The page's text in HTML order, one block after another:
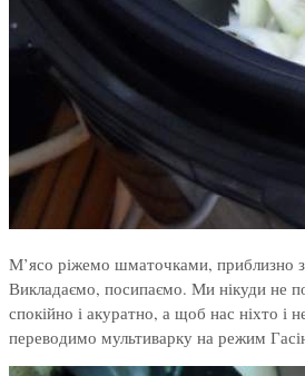
М’ясо ріжемо шматочками, приблизно з
Викладаємо, посипаємо. Ми нікуди не
спокійно і акуратно, а щоб нас ніхто і
переводимо мультиварку на режим